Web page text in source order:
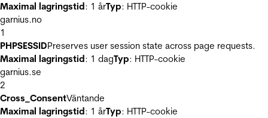
Maximal lagringstid: 1 årTyp: HTTP-cookie
garnius.no
1
PHPSESSIDPreserves user session state across page requests.
Maximal lagringstid: 1 dagTyp: HTTP-cookie
garnius.se
2
Cross_ConsentVäntande
Maximal lagringstid: 1 årTyp: HTTP-cookie